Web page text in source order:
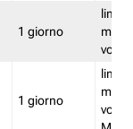
1 giorno
1 giorno